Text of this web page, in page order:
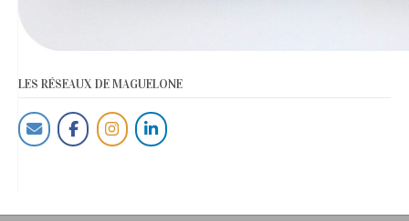
LES RÉSEAUX DE MAGUELONE